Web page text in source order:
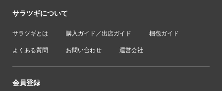
サラツギについて
サラツギとは 購入ガイド／出店ガイド 梱包ガイド
よくある質問 お問い合わせ 運営会社
会員登録